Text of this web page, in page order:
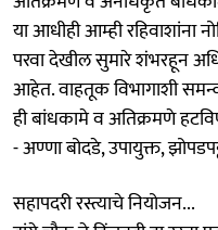
या आधीही आम्ही रहिवाशांना
परवा देखील सुमारे शंभरहून
आहेत. वाहतूक विभागाशी
ही बांधकामे व अतिक्रमणे
- अण्णा बोदडे, उपायुक्त,
सहापदरी रस्त्याचे नियोजन...